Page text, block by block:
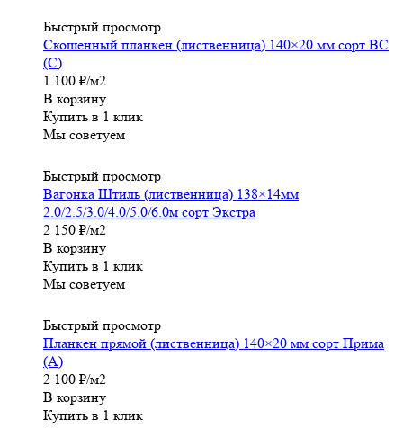
Быстрый просмотр
Скошенный планкен (лиственница) 140×20 мм сорт ВС
(С)
1 100 ₽/м2
В корзину
Купить в 1 клик
Мы советуем
Быстрый просмотр
Вагонка Штиль (лиственница) 138×14мм
2.0/2.5/3.0/4.0/5.0/6.0м сорт Экстра
2 150 ₽/м2
В корзину
Купить в 1 клик
Мы советуем
Быстрый просмотр
Планкен прямой (лиственница) 140×20 мм сорт Прима
(А)
2 100 ₽/м2
В корзину
Купить в 1 клик